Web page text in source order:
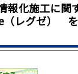
化施工に関
レグゼ） を